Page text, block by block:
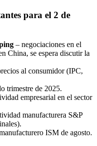
para el 2 de
– negociaciones en el
China, se espera discutir la
al consumidor (IPC,
trimestre de 2025.
empresarial en el sector
manufacturera S&P
ISM de agosto.